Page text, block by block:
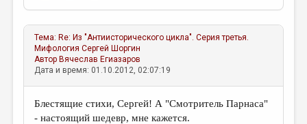
Тема: Re: Из "Антиисторического цикла". Серия третья.
МифологияСергей Шоргин
Автор Вячеслав Егиазаров
Дата и время: 01.10.2012, 02:07:19
Блестящие стихи, Сергей! А "Смотритель Парнаса"
- настоящий шедевр, мне кажется.